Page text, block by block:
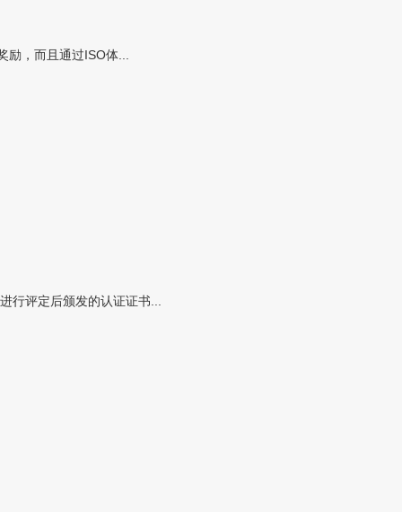
，而且通过ISO体...
行评定后颁发的认证证书...